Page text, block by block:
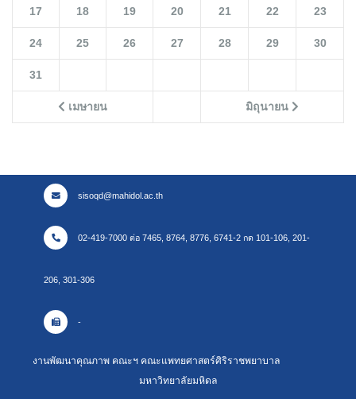
เมษายน มิถุนายน
17 18 19 20 21 22 23
24 25 26 27 28 29 30
31
sisoqd@mahidol.ac.th
02-419-7000 ต่อ 7465, 8764, 8776, 6741-2 กด 101-106, 201-
206, 301-306
-
งานพัฒนาคุณภาพ คณะฯ คณะแพทยศาสตร์ศิริราชพยาบาล
มหาวิทยาลัยมหิดล